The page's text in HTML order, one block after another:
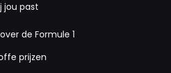
myn salaris ondanks dat ik niet meer
jou past
de Formule 1
prijzen